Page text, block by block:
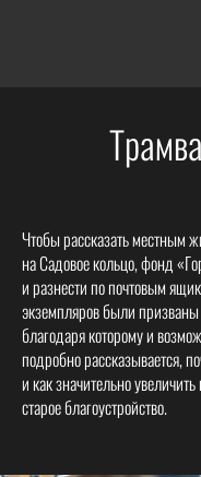
Чтобы рассказать местным
на Садовое кольцо, фонд
и разнести по почтовым
экземпляров были
благодаря которому и
подробно рассказывается,
и как значительно
старое благоустройство.